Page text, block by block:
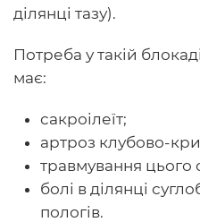
ділянці тазу).
Потреба у такій
має:
сакроілеїт;
артроз клубово-
травмування цього
болі в ділянці
пологів.